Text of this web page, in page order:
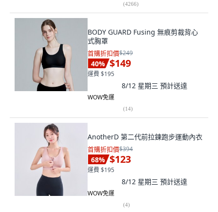
(4266)
BODY GUARD Fusing 無痕剪裁背心
式胸罩
首購折扣價$249
40% $149
運費 $195
8/12 星期三 預計送達
WOW免運
(14)
AnotherD 第二代前拉鍊跑步運動內衣
首購折扣價$394
68% $123
運費 $195
8/12 星期三 預計送達
WOW免運
(4)